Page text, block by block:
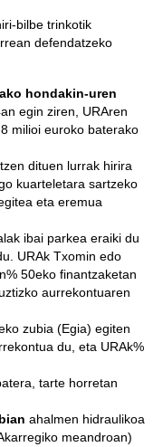
bilbe trinkotik
defendatzeko
hondakin-uren
egin ziren, URAren
milioi euroko baterako
dituen lurrak hirira
kuarteletara sartzeko
eta eremua
ibai parkea eraiki du
URAk Txomin edo
50eko finantzaketan
aurrekontuaren
zubia (Egia) egiten
du, eta URAk%
tarte horretan
ahalmen hidraulikoa
meandroan)